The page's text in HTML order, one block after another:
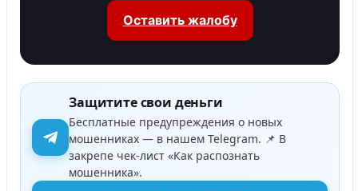
Оставить жалобу
Защитите свои деньги
Бесплатные предупреждения о новых
мошенниках — в нашем Telegram. 📌 В
закрепе чек-лист «Как распознать
мошенника».